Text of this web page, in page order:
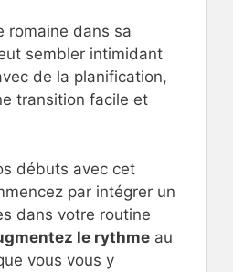
romaine dans sa
sembler intimidant
de la planification,
transition facile et
débuts avec cet
par intégrer un
dans votre routine
le rythme au
vous vous y